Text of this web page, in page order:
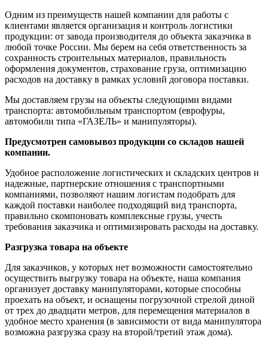
Одним из преимуществ нашей компании для работы с
клиентами является организация и контроль логистики
продукции: от завода производителя до объекта заказчика в
любой точке России. Мы берем на себя ответственность за
сохранность строительных материалов, правильность
оформления документов, страхование груза, оптимизацию
расходов на доставку в рамках условий договора поставки.
Мы доставляем грузы на объекты следующими видами
транспорта: автомобильным транспортом (еврофуры,
автомобили типа «ГАЗЕЛЬ» и манипуляторы).
Предусмотрен самовывоз продукции со складов нашей
компании.
Удобное расположение логистических и складских центров и
надежные, партнерские отношения с транспортными
компаниями, позволяют нашим логистам подобрать для
каждой поставки наиболее подходящий вид транспорта,
правильно скомпоновать комплексные грузы, учесть
требования заказчика и оптимизировать расходы на доставку.
Разгрузка товара на объекте
Для заказчиков, у которых нет возможности самостоятельно
осуществить выгрузку товара на объекте, наша компания
организует доставку манипуляторами, которые способны
проехать на объект, и оснащены погрузочной стрелой диной
от трех до двадцати метров, для перемещения материалов в
удобное место хранения (в зависимости от вида манипулятора
возможна разгрузка сразу на второй/третий этаж дома).